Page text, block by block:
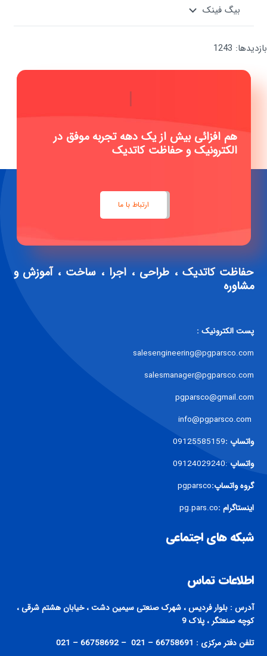
بیگ فینک
بازدیدها: 1243
|
هم افزائی بیش از یک دهه تجربه موفق در
الکترونیک و حفاظت کاتدیک
ارتباط با ما
حفاظت کاتدیک ، طراحی ، اجرا ، ساخت ، آموزش و
مشاوره
پست الکترونیک :
salesengineering@pgparsco.com
salesmanager@pgparsco.com
pgparsco@gmail.com
واتساپ :09125585159
واتساپ :09124029240
گروه واتساپ:pgparsco
اینستاگرام :pg.pars.co
شبکه های اجتماعی
اطلاعات تماس
آدرس : بلوار فردیس ، شهرک صنعتی سیمین دشت ، خیابان هشتم شرقی ،
کوچه صنعتگر ، پلاک 9
تلفن دفتر مرکزی : 66758691 – 021 – 66758692 – 021